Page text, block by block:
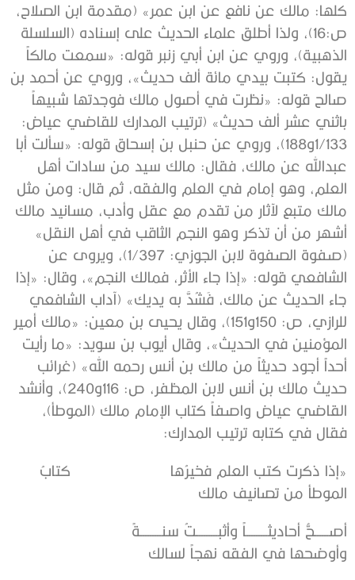
كلها: ‌مالك ‌عن ‌نافع ‌عن ‌ابن ‌عمر» (مقدمة ابن الصلاح،
ص:16)، ولذا أطلق علماء الحديث على إسناده (السلسلة
الذهبية)، وروي عن ابن أبي زنبر قوله: «سمعت مالكاً
يقول: ‌كتبت ‌بيدي ‌مائة ‌ألف ‌حديث»، وروي عن أحمد بن
صالح قوله: «نظرت في أصول مالك فوجدتها شبيهاً
باثني عشر ألف حديث» (ترتيب المدارك للقاضي عياض:
1/133و188)، وروي عن حنبل بن إسحاق قوله: «سألت أبا
عبدالله عن مالك، فقال: مالك ‌سيد ‌من ‌سادات ‌أهل
‌العلم، وهو إمام في العلم والفقه، ثم قال: ومن مثل
مالك متبع لآثار من تقدم مع عقل وأدب، مسانيد مالك
أشهر من أن تذكر وهو النجم الثاقب في أهل النقل»
(صفوة الصفوة لابن الجوزي: 1/397)، ويروى عن
الشافعي قوله: «‌إذا ‌جاء ‌الأثر، فمالك النجم»، وقال: «إذا
‌جاء ‌الحديث ‌عن ‌مالك، فَشُدَّ به يديك» (آداب الشافعي
للرازي، ص: 150و151)، وقال يحيى بن معين: ‌‌«‌مالك ‌أمير
‌المؤمنين في الحديث»، وقال أيوب بن سويد: ‌‌«ما رأيت
أحداً ‌أجود ‌حديثاً ‌من ‌مالك بن أنس رحمه الله» (غرائب
حديث مالك بن أنس لابن المظفر، ص: 116و240)، وأنشد
القاضي عياض واصفاً كتاب الإمام مالك (الموطأ)،
فقال في كتابه ترتيب المدارك:
«إذا ‌ذكرت ‌كتب ‌العلم ‌فخيرُها كتابُ
الموطأ من تصانيف مالك
أصــــــحُّ أحاديثـــــــــاً وأثبـــــــــتُ سنـــــــــةً
وأوضحها في الفقه نهجاً لسالك